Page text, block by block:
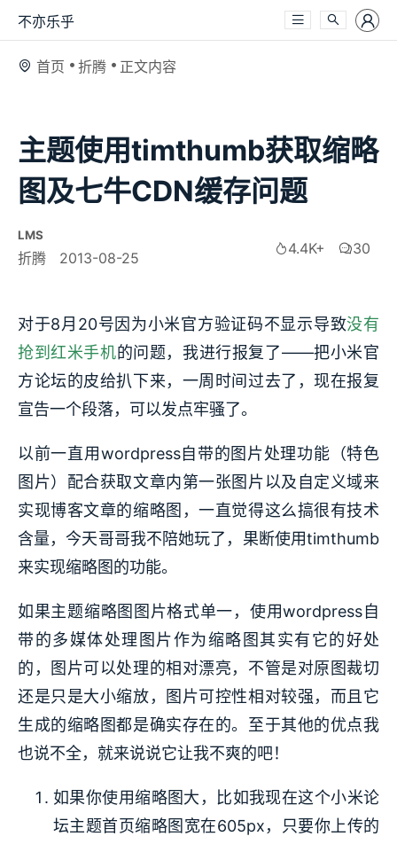
不亦乐乎
首页 折腾 正文内容
主题使用timthumb获取缩略
图及七牛CDN缓存问题
LMS
折腾 2013-08-25
4.4K+ 30
对于8月20号因为小米官方验证码不显示导致没有
抢到红米手机的问题，我进行报复了——把小米官
方论坛的皮给扒下来，一周时间过去了，现在报复
宣告一个段落，可以发点牢骚了。
以前一直用wordpress自带的图片处理功能（特色
图片）配合获取文章内第一张图片以及自定义域来
实现博客文章的缩略图，一直觉得这么搞很有技术
含量，今天哥哥我不陪她玩了，果断使用timthumb
来实现缩略图的功能。
如果主题缩略图图片格式单一，使用wordpress自
带的多媒体处理图片作为缩略图其实有它的好处
的，图片可以处理的相对漂亮，不管是对原图裁切
还是只是大小缩放，图片可控性相对较强，而且它
生成的缩略图都是确实存在的。至于其他的优点我
也说不全，就来说说它让我不爽的吧！
如果你使用缩略图大，比如我现在这个小米论
坛主题首页缩略图宽在605px，只要你上传的